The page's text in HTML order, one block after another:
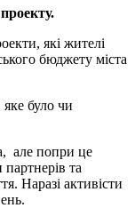
які жителі
бюджету міста
було чи
але попри це
та
Наразі активісти